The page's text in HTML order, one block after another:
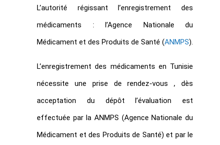
L’autorité régissant l’enregistrement des
médicaments : l’Agence Nationale du
Médicament et des Produits de Santé (ANMPS).
L’enregistrement des médicaments en Tunisie
nécessite une prise de rendez-vous , dès
acceptation du dépôt l’évaluation est
effectuée par la ANMPS (Agence Nationale du
Médicament et des Produits de Santé) et par le